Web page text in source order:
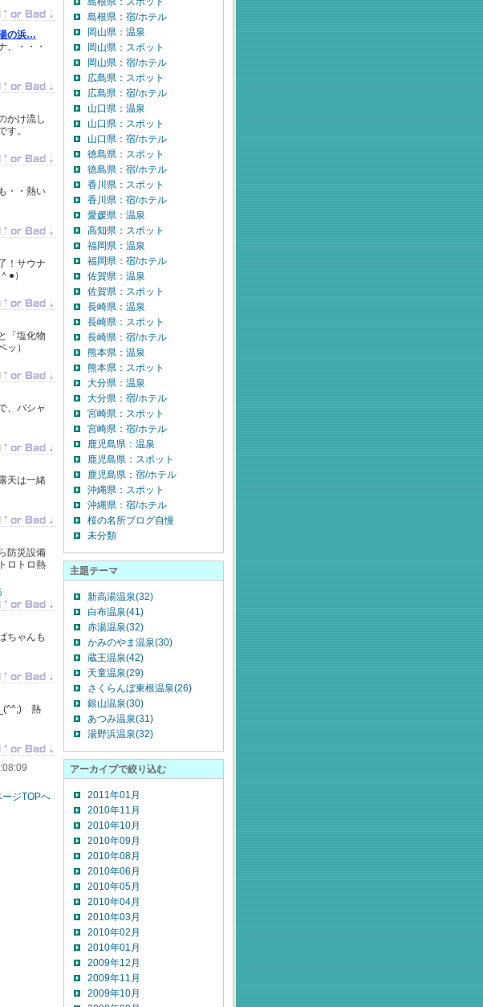
の浜…
、・・・
かけ流し
す。
・・熱い
！サウナ
●）
「塩化物
）
、バシャ
天は一緒
防災設備
ロトロ熱
ちゃんも
ゞ熱
ジTOPへ
島根県：宿/ホテル
岡山県：温泉
岡山県：スポット
岡山県：宿/ホテル
広島県：スポット
広島県：宿/ホテル
山口県：温泉
山口県：スポット
山口県：宿/ホテル
徳島県：スポット
徳島県：宿/ホテル
香川県：スポット
香川県：宿/ホテル
愛媛県：温泉
高知県：スポット
福岡県：温泉
福岡県：宿/ホテル
佐賀県：温泉
佐賀県：スポット
長崎県：温泉
長崎県：スポット
長崎県：宿/ホテル
熊本県：温泉
熊本県：スポット
大分県：温泉
大分県：宿/ホテル
宮崎県：スポット
宮崎県：宿/ホテル
鹿児島県：温泉
鹿児島県：スポット
鹿児島県：宿/ホテル
沖縄県：スポット
沖縄県：宿/ホテル
桜の名所ブログ自慢
未分類
主題テーマ
新高湯温泉(32)
白布温泉(41)
赤湯温泉(32)
かみのやま温泉(30)
蔵王温泉(42)
天童温泉(29)
さくらんぼ東根温泉(26)
銀山温泉(30)
あつみ温泉(31)
湯野浜温泉(32)
アーカイブで絞り込む
2011年01月
2010年11月
2010年10月
2010年09月
2010年08月
2010年06月
2010年05月
2010年04月
2010年03月
2010年02月
2010年01月
2009年12月
2009年11月
2009年10月